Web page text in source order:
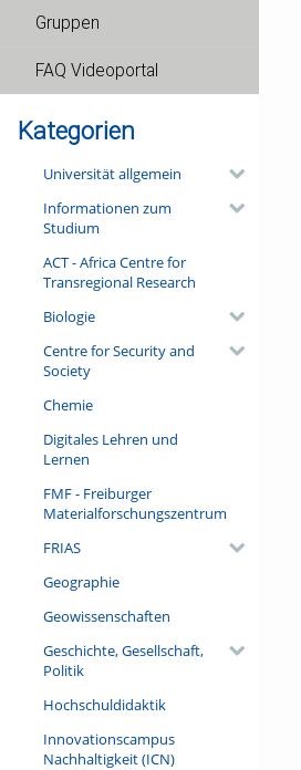
Gruppen
FAQ Videoportal
Kategorien
Universität allgemein
Informationen zum
Studium
ACT - Africa Centre for
Transregional Research
Biologie
Centre for Security and
Society
Chemie
Digitales Lehren und
Lernen
FMF - Freiburger
Materialforschungszentrum
FRIAS
Geographie
Geowissenschaften
Geschichte, Gesellschaft,
Politik
Hochschuldidaktik
Innovationscampus
Nachhaltigkeit (ICN)